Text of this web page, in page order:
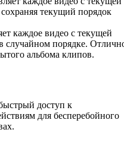
текущий порядок
каждое видео с текущей
случайном порядке.
альбома клипов.
доступ к
для бесперебойного